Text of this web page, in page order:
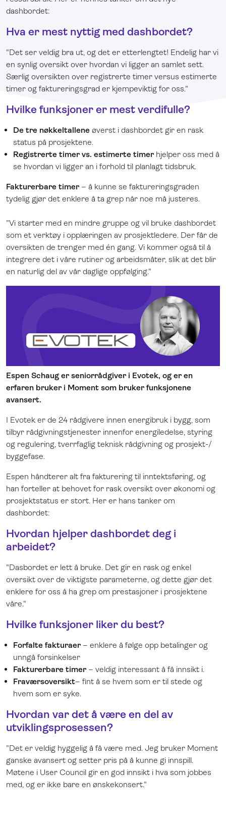
dashbordet:
Hva er mest nyttig med dashbordet?
"Det ser veldig bra ut, og det er etterlengtet! Endelig har vi
en synlig oversikt over hvordan vi ligger an samlet sett.
Særlig oversikten over registrerte timer versus estimerte
timer og faktureringsgrad er kjempeviktig for oss."
Hvilke funksjoner er mest verdifulle?
De tre nøkkeltallene øverst i dashbordet gir en rask
status på prosjektene.
Registrerte timer vs. estimerte timer hjelper oss med å
se hvordan vi ligger an i forhold til planlagt tidsbruk.
Fakturerbare timer – å kunne se faktureringsgraden
tydelig gjør det enklere å ta grep når noe må justeres.
"Vi starter med en mindre gruppe og vil bruke dashbordet
som et verktøy i opplæringen av prosjektledere. Der får de
oversikten de trenger med én gang. Vi kommer også til å
integrere det i våre rutiner og arbeidsmåter, slik at det blir
en naturlig del av vår daglige oppfølging."
Espen Schaug er seniorrådgiver i Evotek, og er en
erfaren bruker i Moment som bruker funksjonene
avansert.
I Evotek er de 24 rådgivere innen energibruk i bygg, som
tilbyr rådgivningstjenester innenfor energiledelse, styring
og regulering, tverrfaglig teknisk rådgivning og prosjekt-/
byggefase.
Espen håndterer alt fra fakturering til inntektsføring, og
han forteller at behovet for rask oversikt over økonomi og
prosjektstatus er stort. Her er hans tanker om
dashbordet:
Hvordan hjelper dashbordet deg i
arbeidet?
"Dasbordet er lett å bruke. Det gir en rask og enkel
oversikt over de viktigste parameterne, og dette gjør det
enklere for oss å ha grep om prestasjoner i prosjektene
våre."
Hvilke funksjoner liker du best?
Forfalte fakturaer – enklere å følge opp betalinger og
unngå forsinkelser
Fakturerbare timer – veldig interessant å få innsikt i.
Fraværsoversikt– fint å se hvem som er til stede og
hvem som er syke.
Hvordan var det å være en del av
utviklingsprosessen?
"Det er veldig hyggelig å få være med. Jeg bruker Moment
ganske avansert og setter pris på å kunne gi innspill.
Møtene i User Council gir en god innsikt i hva som jobbes
med, og er ikke bare en ønskekonsert."